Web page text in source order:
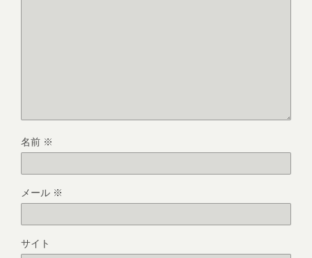
名前 ※
メール ※
サイト